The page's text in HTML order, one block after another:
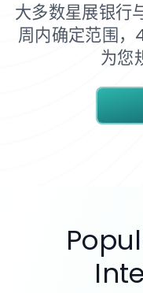
大多数星展银行
周内确定范围
为您